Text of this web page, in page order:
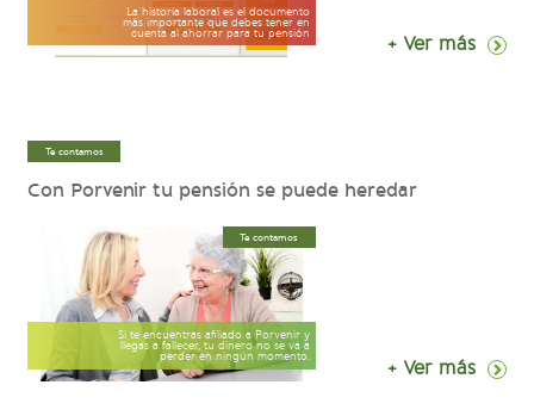
La historia laboral es el documento
más importante que debes tener en
cuenta al ahorrar para tu pensión + Ver más
Te contamos
Si te encuentras afiliado a Porvenir y
llegas a fallecer, tu dinero no se va a
perder en ningún momento.
Te contamos
Con Porvenir tu pensión se puede heredar
+ Ver más